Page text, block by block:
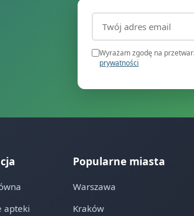
Adres email (wymagany)
Wyrażam zgodę na
prywatności
apteki
Popularne miasta
Warszawa
Kraków